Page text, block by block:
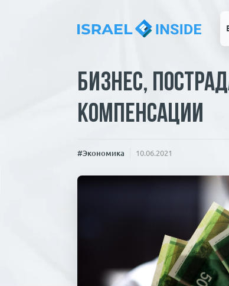
Бизнес,
компенсации
#Экономика 10.06.2021